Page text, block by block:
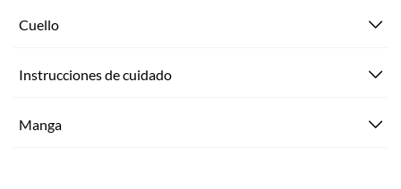
Cuello
Instrucciones de cuidado
Manga